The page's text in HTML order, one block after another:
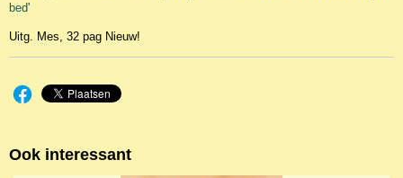
9789059522923
bed'
Uitg. Mes, 32 pag Nieuw!
Ook interessant